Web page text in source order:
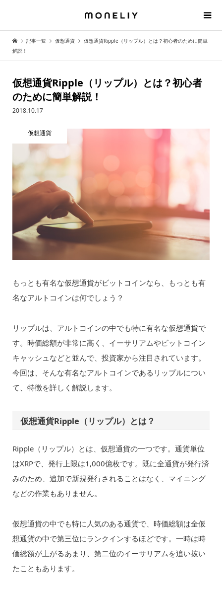
記事一覧 仮想通貨
仮想通貨Ripple（リップル）とは？初心者のために簡単
解説！
仮想通貨Ripple（リップル）とは？初心者
のために簡単解説！
2018.10.17
仮想通貨
もっとも有名な仮想通貨がビットコインなら、もっとも有
名なアルトコインは何でしょう？
リップルは、アルトコインの中でも特に有名な仮想通貨で
す。時価総額が非常に高く、イーサリアムやビットコイン
キャッシュなどと並んで、投資家から注目されています。
今回は、そんな有名なアルトコインであるリップルについ
て、特徴を詳しく解説します。
仮想通貨Ripple（リップル）とは？
Ripple（リップル）とは、仮想通貨の一つです。通貨単位
はXRPで、発行上限は1,000億枚です。既に全通貨が発行済
みのため、追加で新規発行されることはなく、マイニング
などの作業もありません。
仮想通貨の中でも特に人気のある通貨で、時価総額は全仮
想通貨の中で第三位にランクインするほどです。一時は時
価総額が上がるあまり、第二位のイーサリアムを追い抜い
たこともあります。